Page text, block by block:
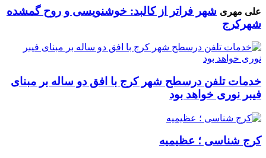
علی مهری شهر فراتر از کالبد: خوشنویسی و روح گمشده
شهرکرج
خدمات تلفن درسطح شهر کرج با افق دو ساله بر مبنای
فیبر نوری خواهد بود
کرج شناسی ؛ عظیمیه